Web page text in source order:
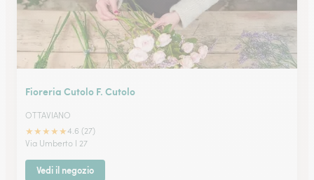
Fioreria Cutolo F. Cutolo
OTTAVIANO
★★★★★4.6 (27)
Via Umberto I 27
Vedi il negozio